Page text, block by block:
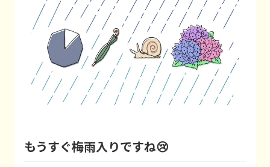
もうすぐ梅雨入りですね😢